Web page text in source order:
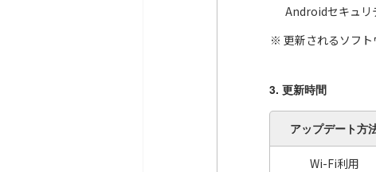
Androidセキュリ
更新されるソフ
3. 更新時間
アップデート方
Wi-Fi利用